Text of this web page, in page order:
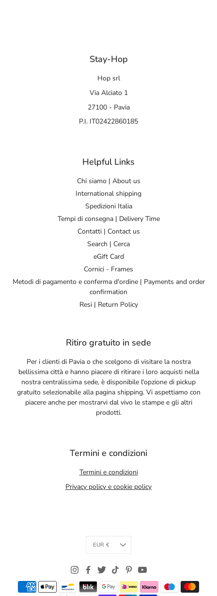
Stay-Hop
Hop srl
Via Alciato 1
27100 - Pavia
P.I. IT02422860185
Helpful Links
Chi siamo | About us
International shipping
Spedizioni Italia
Tempi di consegna | Delivery Time
Contatti | Contact us
Search | Cerca
eGift Card
Cornici - Frames
Metodi di pagamento e conferma d'ordine | Payments and order
confirmation
Resi | Return Policy
Ritiro gratuito in sede
Per i clienti di Pavia o che scelgono di visitare la nostra
bellissima città e hanno piacere di ritirare i loro acquisti nella
nostra centralissima sede, è disponibile l'opzione di pickup
gratuito selezionabile alla pagina shipping. Vi aspettiamo con
piacere anche per mostrarvi dal vivo le stampe e gli altri
prodotti.
Termini e condizioni
Termini e condizioni
Privacy policy e cookie policy
Currency
EUR €